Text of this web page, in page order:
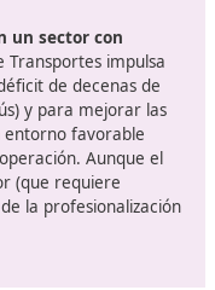
la
los profesionales
de la
este título no solo
legales,
en la evolución